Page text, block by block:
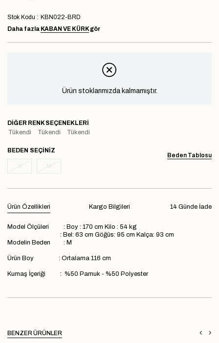
Stok Kodu
KBN022-BRD
Daha fazla KABAN VE KÜRKgör
Ürün stoklarımızda kalmamıştır.
DIĞER RENK SEÇENEKLERI
Tükendi
Tükendi Tükendi
Beden Tablosu
BEDEN
Ürün Özellikleri 14 Günde İade
Kargo Bilgileri
Model Ölçüleri : Boy : 170 cm Kilo : 54 kg
: Bel: 63 cm Göğüs: 95 cm Kalça: 93 cm
Modelin Beden : M
Ürün Boy : Ortalama 116 cm
Kumaş İçeriği : %50 Pamuk - %50 Polyester
BENZER ÜRÜNLER